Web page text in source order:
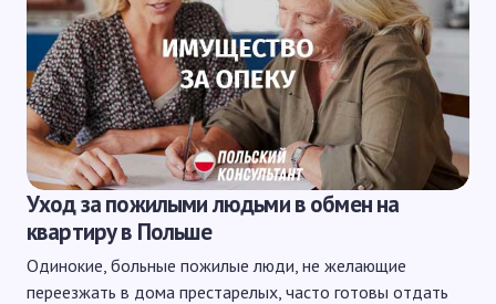
Уход за пожилыми людьми в обмен на
квартиру в Польше
Одинокие, больные пожилые люди, не желающие
переезжать в дома престарелых, часто готовы отдать